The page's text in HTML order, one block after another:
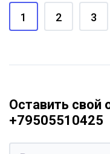
1 2 3
Оставить свой
+79505510425